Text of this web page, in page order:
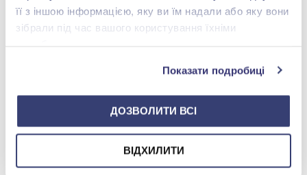
її з іншою інформацією, яку ви їм надали або яку вони
зібрали під час вашого користування їхніми
Показати подробиці
ДОЗВОЛИТИ ВСІ
ВІДХИЛИТИ
0 800 501 276